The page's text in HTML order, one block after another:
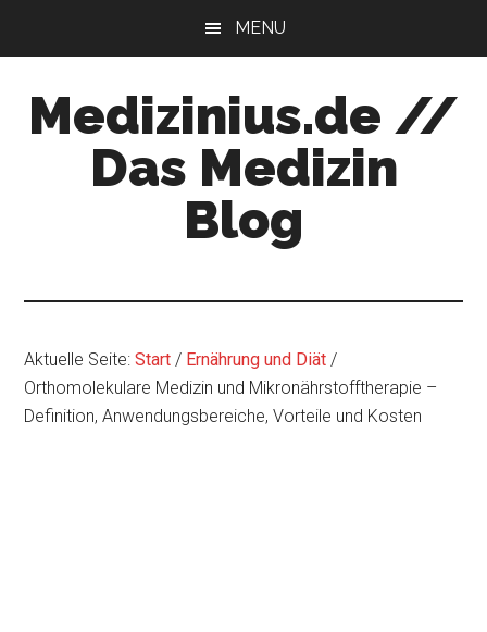
MENU
Medizinius.de //
Das Medizin
Blog
Aktuelle Seite:Start / Ernährung und Diät /
Orthomolekulare Medizin und Mikronährstofftherapie –
Definition, Anwendungsbereiche, Vorteile und Kosten